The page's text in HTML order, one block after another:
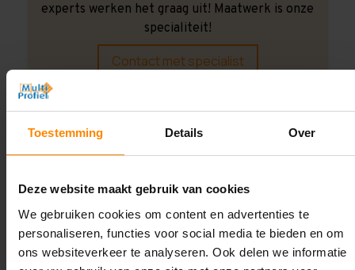
Toestemming Details Over
Deze website maakt gebruik van cookies
We gebruiken cookies om content en advertenties te
personaliseren, functies voor social media te bieden en om
ons websiteverkeer te analyseren. Ook delen we informatie
experts werken het graag uit! Maatwerk is onze
specialiteit!
Contact met specialist
Montage uitbesteden?
Laat ons het doen!